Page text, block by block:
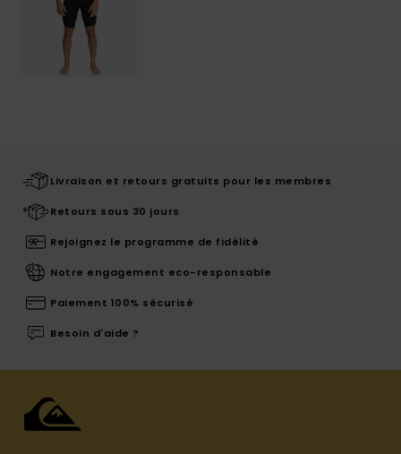
Livraison et retours gratuits pour les membres
Retours sous 30 jours
Rejoignez le programme de fidélité
Notre engagement eco-responsable
Paiement 100% sécurisé
Besoin d'aide ?